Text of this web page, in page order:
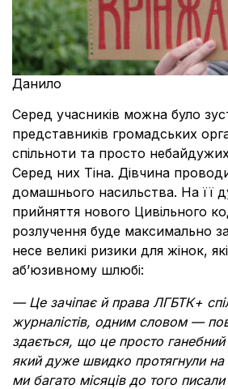
Данило
Серед учасників можна було
представників громадських
спільноти та просто
Серед них Тіна. Дівчина
домашнього насильства. На її
прийняття нового Цивільного
розлучення буде максимально
несе великі ризики для жінок,
аб’юзивному шлюбі:
— Це зачіпає й права ЛГБТК+
журналістів, одним словом —
здається, що це просто
який дуже швидко протягнули
ми багато місяців до того